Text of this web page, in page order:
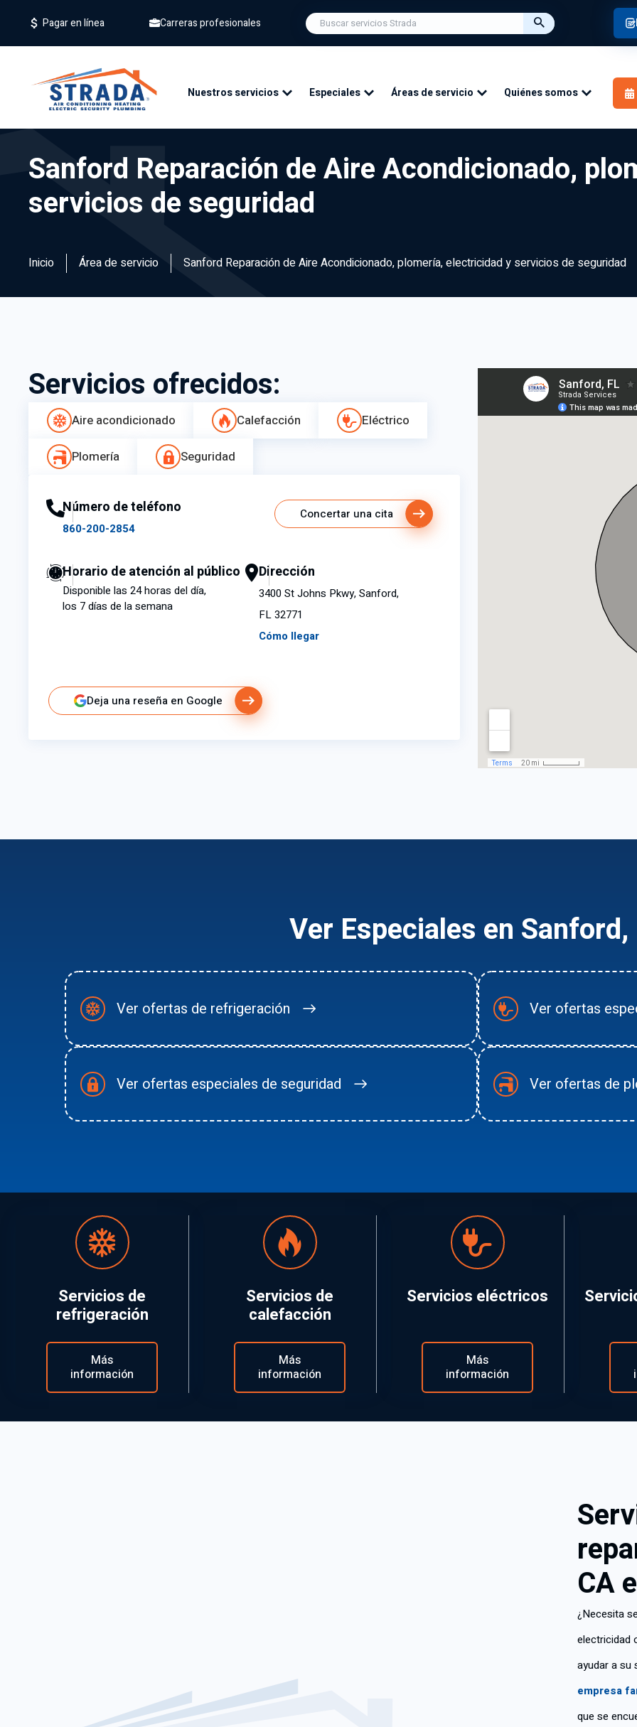
Pagar en línea Carreras profesionales
Nuestros servicios Especiales Áreas de servicio Quiénes somos
Sanford Reparación de Aire Acondicionado,
servicios de seguridad
Inicio Área de servicio Sanford Reparación de Aire Acondicionado, plomería, electricidad y servicios de seguridad
Servicios ofrecidos:
Aire acondicionado Calefacción Eléctrico
Plomería Seguridad
Número de teléfono
860-200-2854
Concertar una cita
Horario de atención al público
Disponible las 24 horas del día,
los 7 días de la semana
Dirección
3400 St Johns Pkwy, Sanford,
FL 32771
Cómo llegar
Deja una reseña en Google
Ver Especiales en Sanford,
Ver ofertas de refrigeración Ver ofertas
Ver ofertas especiales de seguridad Ver ofertas de
Servicios de
refrigeración
Más
información
Servicios de
calefacción
Más
información
Servicios eléctricos
Más
información
CA
¿Necesita
electricidad
ayudar a su
empresa
que se